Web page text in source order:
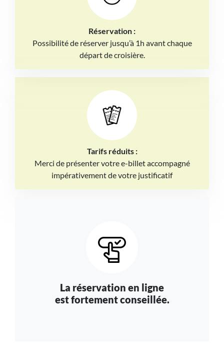
Réservation :
Possibilité de réserver jusqu’à 1h avant chaque
départ de croisière.
Tarifs réduits :
Merci de présenter votre e-billet accompagné
impérativement de votre justificatif
La réservation en ligne
est fortement conseillée.